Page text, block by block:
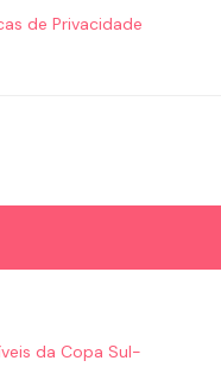
de Privacidade
da Copa Sul-